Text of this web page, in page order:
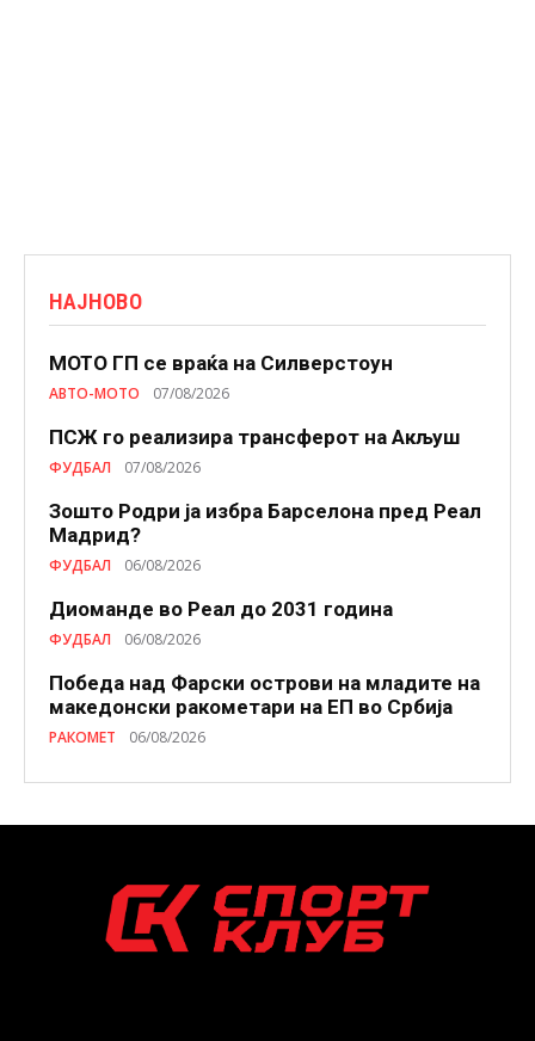
НАЈНОВО
МОТО ГП се враќа на Силверстоун
АВТО-МОТО 07/08/2026
ПСЖ го реализира трансферот на Акљуш
ФУДБАЛ 07/08/2026
Зошто Родри ја избра Барселона пред Реал
Мадрид?
ФУДБАЛ 06/08/2026
Диоманде во Реал до 2031 година
ФУДБАЛ 06/08/2026
Победа над Фарски острови на младите на
македонски ракометари на ЕП во Србија
РАКОМЕТ 06/08/2026